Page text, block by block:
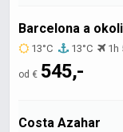
Barcelona a
13°C 13°C 1h
od € 545,-
Costa Azahar